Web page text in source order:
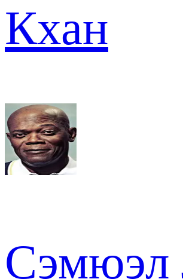
Кхан
Сэмюэл